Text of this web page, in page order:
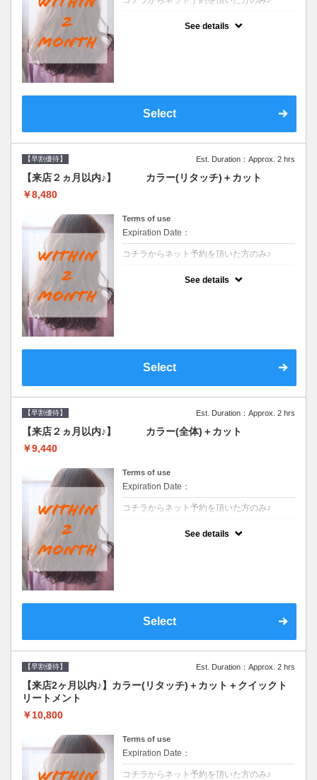
See details
Select
【早割優待】 Est. Duration：Approx. 2 hrs
【来店２ヵ月以内♪】 カラー(リタッチ)＋カット
￥8,480
Terms of use
Expiration Date：
コチラからネット予約を頂いた方のみ♪
See details
Select
【早割優待】 Est. Duration：Approx. 2 hrs
【来店２ヵ月以内♪】 カラー(全体)＋カット
￥9,440
Terms of use
Expiration Date：
コチラからネット予約を頂いた方のみ♪
See details
Select
【早割優待】 Est. Duration：Approx. 2 hrs
【来店2ヶ月以内♪】カラー(リタッチ)＋カット＋クイックト
リートメント
￥10,800
Terms of use
Expiration Date：
コチラからネット予約を頂いた方のみ♪